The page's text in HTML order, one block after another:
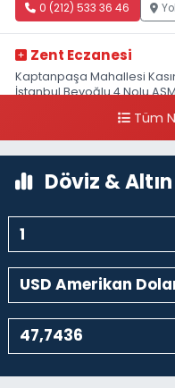
0 (212) 533 36 46
Zent Eczanesi
Kaptanpaşa Mahallesi
İstanbul Beyoğlu 4 Nolu ASM
0 (212) 297 96 92 Tüm
Döviz &